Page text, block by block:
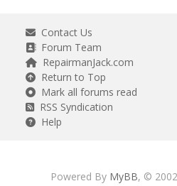
Contact Us
Forum Team
RepairmanJack.com
Return to Top
Mark all forums read
RSS Syndication
Help
Powered By MyBB, ©